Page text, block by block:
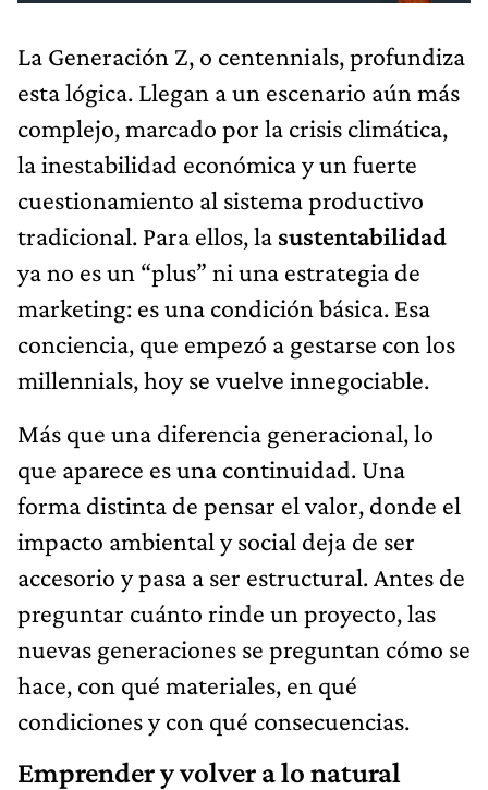
La Generación Z, o centennials, profundiza
esta lógica. Llegan a un escenario aún más
complejo, marcado por la crisis climática,
la inestabilidad económica y un fuerte
cuestionamiento al sistema productivo
tradicional. Para ellos, la sustentabilidad
ya no es un “plus” ni una estrategia de
marketing: es una condición básica. Esa
conciencia, que empezó a gestarse con los
millennials, hoy se vuelve innegociable.
Más que una diferencia generacional, lo
que aparece es una continuidad. Una
forma distinta de pensar el valor, donde el
impacto ambiental y social deja de ser
accesorio y pasa a ser estructural. Antes de
preguntar cuánto rinde un proyecto, las
nuevas generaciones se preguntan cómo se
hace, con qué materiales, en qué
condiciones y con qué consecuencias.
Emprender y volver a lo natural